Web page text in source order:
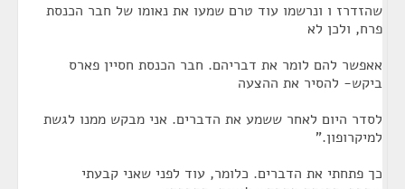
שהזדרז ו ונרשמו עוד טרם שמעו את נאומו של חבר הכנסת
פרח, ולכן לא
אאפשר להם לומר את דבריהם. חבר הכנסת חסיין פארס
ביקש- להסיר את ההצעה
לסדר היום לאחר ששמע את הדברים. אני מבקש ממנו לגשת
למיקרופון."
כך פתחתי את הדברים. כלומר, עוד לפני שאני קבעתי